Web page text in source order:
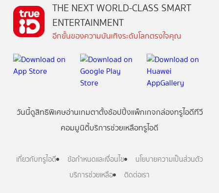
THE NEXT WORLD-CLASS SMART
ENTERTAINMENT
อีกขั้นของความบันเทิงระดับโลกตรงใจคุณ
วันนี้ดูสิทธิพิเศษอ่านเกมตาตั้งช้อปปิ้งแพ็กเกจกล่องทรูไอดีทีวี
คอมมูนิตี้บริการช่วยเหลือทรูไอดี
เกี่ยวกับทรูไอดี ข้อกำหนดและเงื่อนไข
นโยบายความเป็นส่วนตัว
บริการช่วยเหลือ
ติดต่อเรา